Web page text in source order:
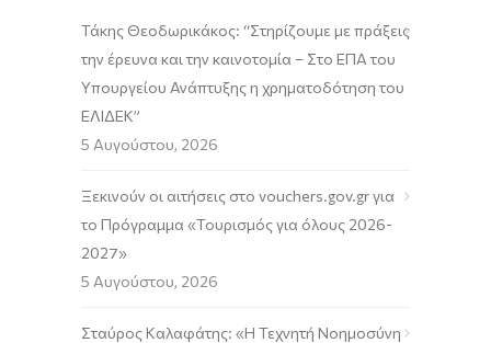
Τάκης Θεοδωρικάκος: “Στηρίζουμε με πράξεις
την έρευνα και την καινοτομία – Στο ΕΠΑ του
Υπουργείου Ανάπτυξης η χρηματοδότηση του
ΕΛΙΔΕΚ”
5 Αυγούστου, 2026
Ξεκινούν οι αιτήσεις στο vouchers.gov.gr για
το Πρόγραμμα «Τουρισμός για όλους 2026-
2027»
5 Αυγούστου, 2026
Σταύρος Καλαφάτης: «Η Τεχνητή Νοημοσύνη